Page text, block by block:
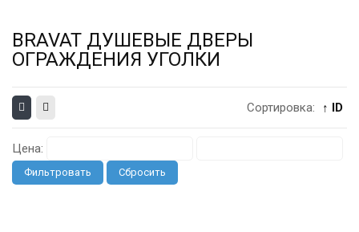
BRAVAT ДУШЕВЫЕ ДВЕРЫ
ОГРАЖДЕНИЯ УГОЛКИ
Сортировка: ↑ ID
Цена:
Фильтровать Сбросить